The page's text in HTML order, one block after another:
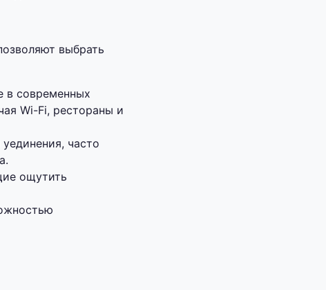
выбрать
в современных
Wi-Fi, рестораны и
часто
ощутить